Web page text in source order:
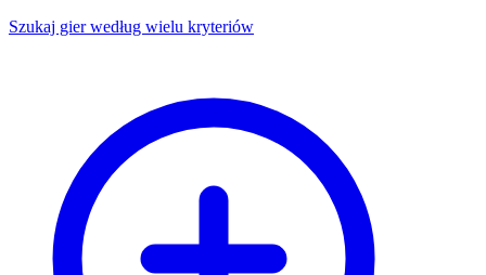
Szukaj gier według wielu kryteriów